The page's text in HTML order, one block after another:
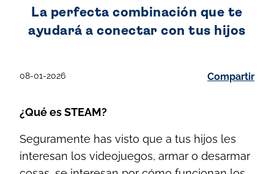
La perfecta combinación que te
ayudará a conectar con tus hijos
08-01-2026 Compartir
¿Qué es STEAM?
Seguramente has visto que a tus hijos les
interesan los videojuegos, armar o desarmar